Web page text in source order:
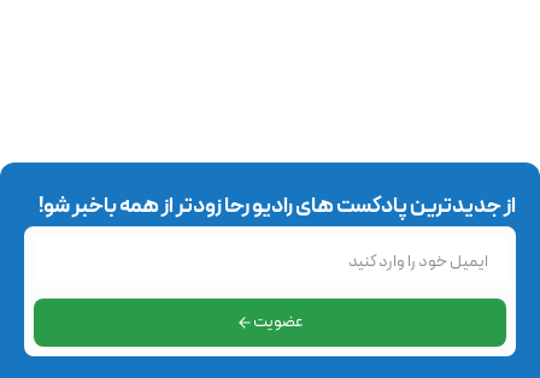
از جدیدترین پادکست های رادیو رحا زودتر از همه باخبر شو!
عضویت